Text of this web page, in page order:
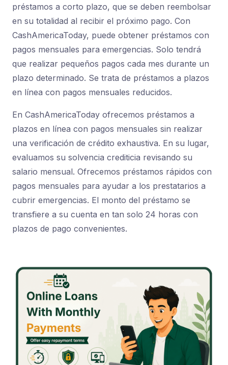
préstamos a corto plazo, que se deben reembolsar
en su totalidad al recibir el próximo pago. Con
CashAmericaToday, puede obtener préstamos con
pagos mensuales para emergencias. Solo tendrá
que realizar pequeños pagos cada mes durante un
plazo determinado. Se trata de préstamos a plazos
en línea con pagos mensuales reducidos.
En CashAmericaToday ofrecemos préstamos a
plazos en línea con pagos mensuales sin realizar
una verificación de crédito exhaustiva. En su lugar,
evaluamos su solvencia crediticia revisando su
salario mensual. Ofrecemos préstamos rápidos con
pagos mensuales para ayudar a los prestatarios a
cubrir emergencias. El monto del préstamo se
transfiere a su cuenta en tan solo 24 horas con
plazos de pago convenientes.